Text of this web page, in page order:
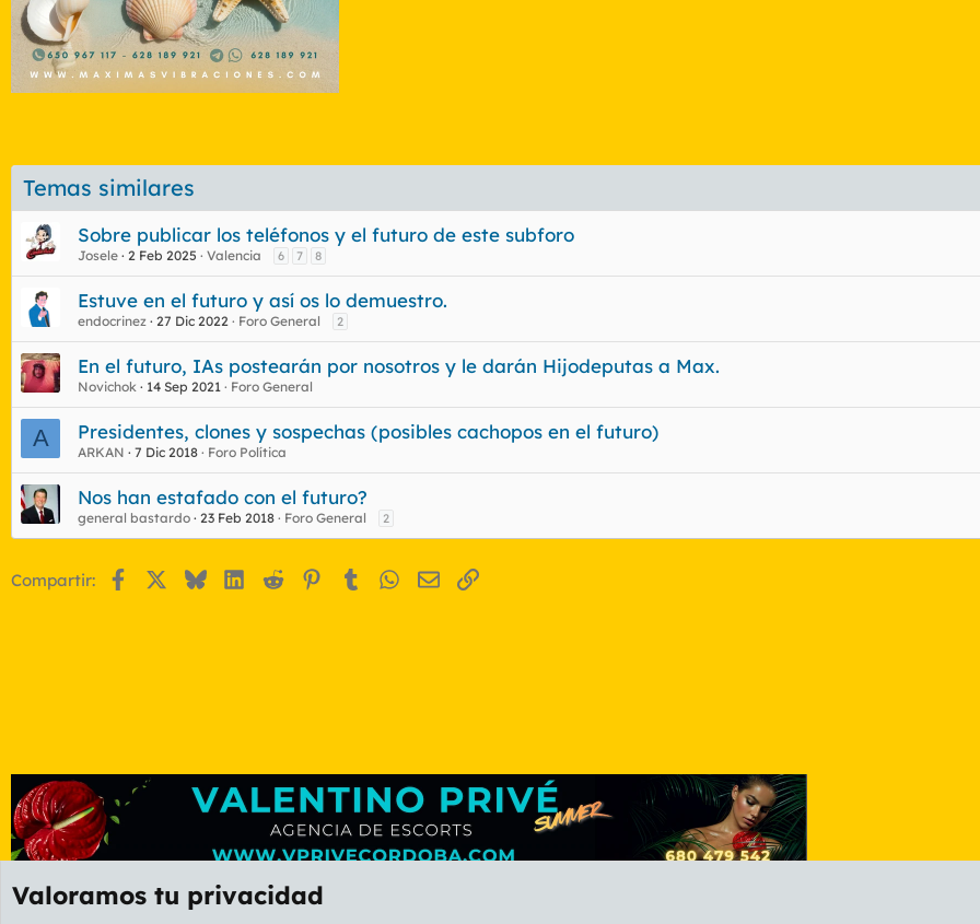
Temas similares
Sobre publicar los teléfonos y el futuro de este subforo
Josele 2 Feb 2025 Valencia 6 7 8
Estuve en el futuro y así os lo demuestro.
endocrinez 27 Dic 2022 Foro General 2
En el futuro, IAs postearán por nosotros y le darán Hijodeputas a Max.
Novichok 14 Sep 2021 Foro General
A Presidentes, clones y sospechas (posibles cachopos en el futuro)
ARKAN 7 Dic 2018 Foro Política
Nos han estafado con el futuro?
general bastardo 23 Feb 2018 Foro General 2
Compartir: FacebookBlueskyLinkedIn
Reddit Pinterest
Tumblr WhatsApp
EmailEnlace
Foro General
Valoramos tu privacidad